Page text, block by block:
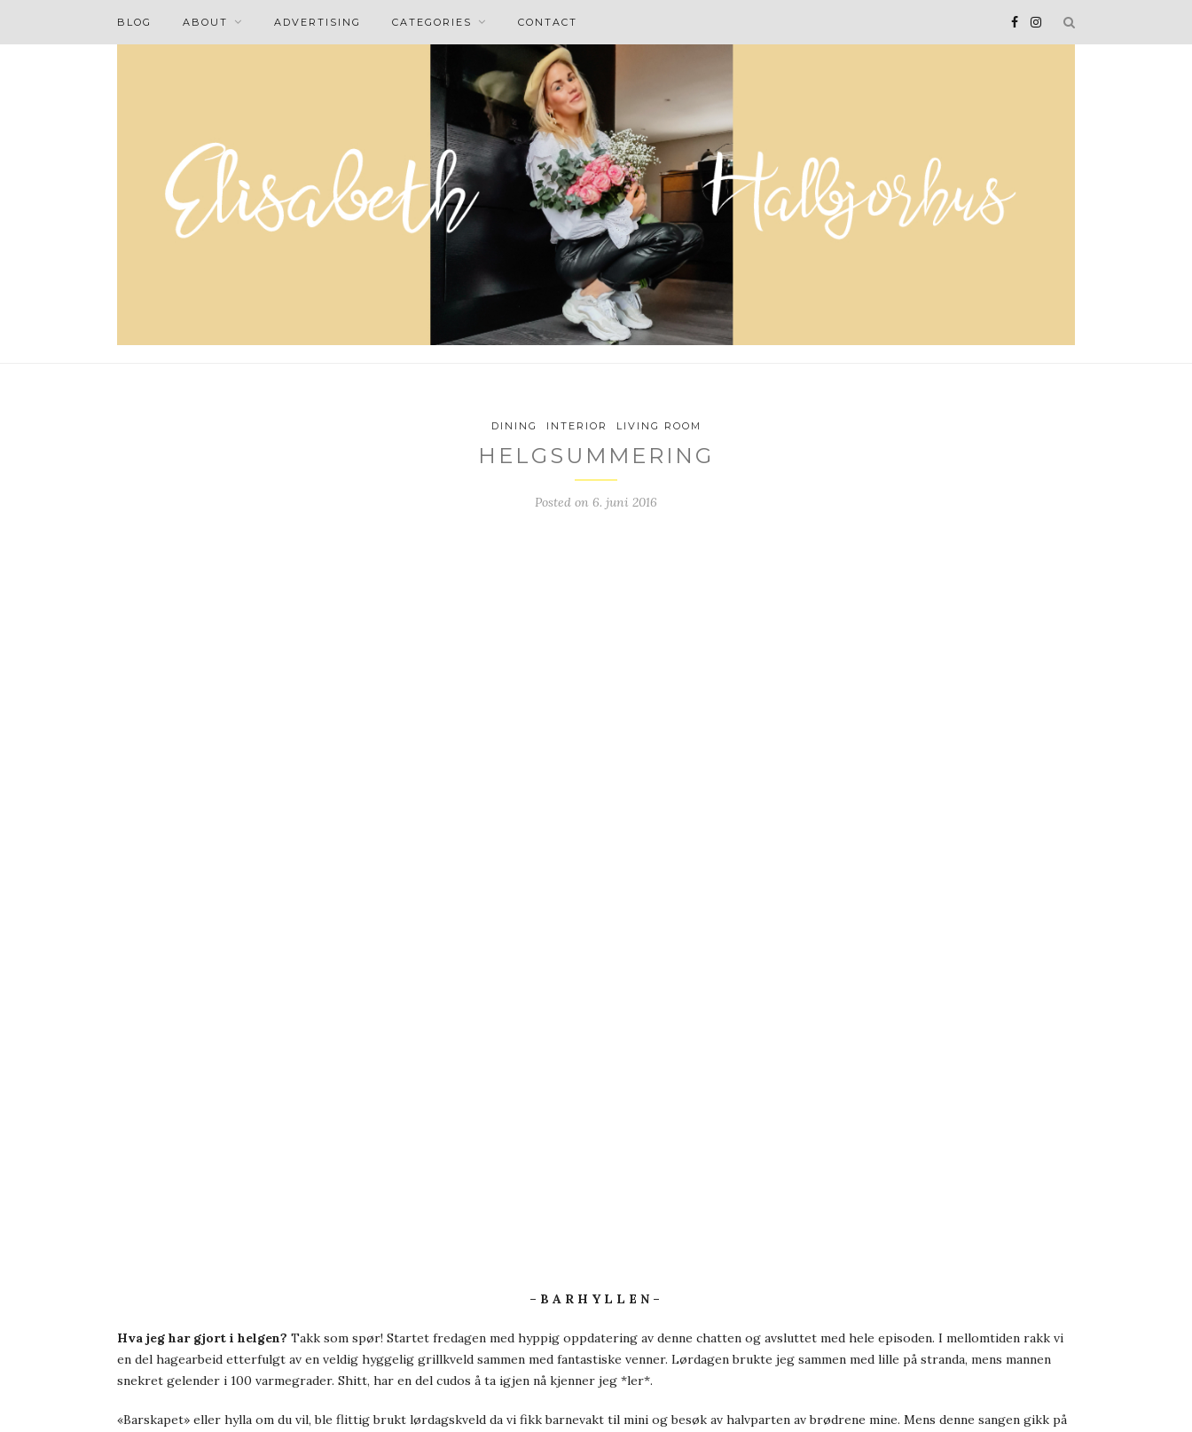
BLOG ABOUT ADVERTISING CATEGORIES CONTACT
DINING INTERIOR LIVING ROOM
HELGSUMMERING
Posted on 6. juni 2016
– B A R H Y L L E N –
Hva jeg har gjort i helgen? Takk som spør! Startet fredagen med hyppig oppdatering av denne chatten og avsluttet med hele episoden. I mellomtiden rakk vi
en del hagearbeid etterfulgt av en veldig hyggelig grillkveld sammen med fantastiske venner. Lørdagen brukte jeg sammen med lille på stranda, mens mannen
snekret gelender i 100 varmegrader. Shitt, har en del cudos å ta igjen nå kjenner jeg *ler*.
«Barskapet» eller hylla om du vil, ble flittig brukt lørdagskveld da vi fikk barnevakt til mini og besøk av halvparten av brødrene mine. Mens denne sangen gikk på